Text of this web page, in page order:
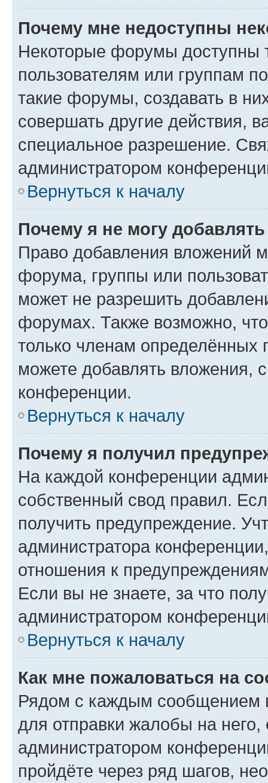
Почему мне недоступны
Некоторые форумы доступны
пользователям или группам
такие форумы, создавать в
совершать другие действия,
специальное разрешение.
администратором
Вернуться к началу
Почему я не могу
Право добавления вложений
форума, группы или
может не разрешить
форумах. Также возможно,
только членам определённых
можете добавлять вложения,
конференции.
Вернуться к началу
Почему я получил
На каждой конференции
собственный свод правил.
получить предупреждение.
администратора
отношения к
Если вы не знаете, за что
администратором
Вернуться к началу
Как мне пожаловаться на
Рядом с каждым сообщением
для отправки жалобы на
администратором
пройдёте через ряд шагов,